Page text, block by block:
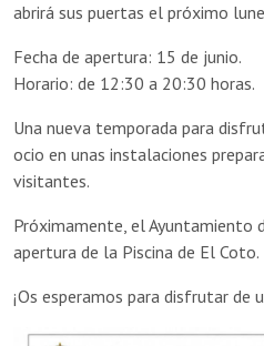
abrirá sus puertas el próximo
Fecha de apertura: 15 de junio.
Horario: de 12:30 a 20:30 horas.
Una nueva temporada para
ocio en unas instalaciones
visitantes.
Próximamente, el Ayuntamiento
apertura de la Piscina de El Coto.
¡Os esperamos para disfrutar de